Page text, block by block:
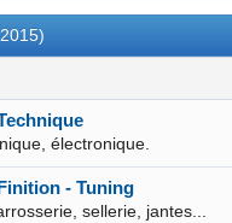
électronique.
- Tuning
sellerie, jantes...